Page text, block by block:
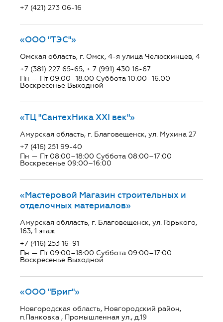
+7 (421) 273 06-16
«ООО "ТЭС"»
Омская область, г. Омск, 4-я улица Челюскинцев, 4
+7 (381) 227 65-65, + 7 (991) 430 16-67
Пн — Пт 09:00–18:00 Суббота 10:00–16:00
Воскресенье Выходной
«ТЦ "СантехНика ХХI век"»
Амурская область, г. Благовещенск, ул. Мухина 27
+7 (416) 251 99-40
Пн — Пт 08:00–18:00 Суббота 08:00–17:00
Воскресенье 09:00–16:00
«Мастеровой Магазин строительных и
отделочных материалов»
Амурская облласть, г. Благовещенск, ул. Горького,
163, 1 этаж
+7 (416) 253 16-91
Пн — Пт 09:00–18:00 Суббота 09:00–17:00
Воскресенье Выходной
«ООО "Бриг"»
Новгородская область, Новгородский район,
п.Панковка , Промышленная ул., д.19